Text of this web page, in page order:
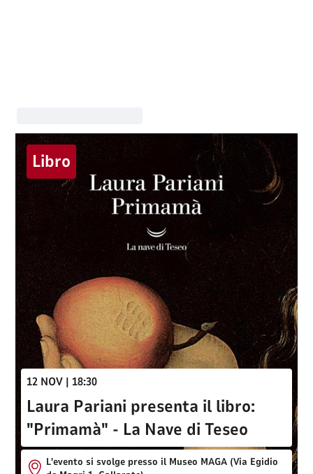
Libro
12 NOV | 18:30
Laura Pariani presenta il libro:
"Primamà" - La Nave di Teseo
L'evento si svolge presso il Museo MAGA (Via Egidio